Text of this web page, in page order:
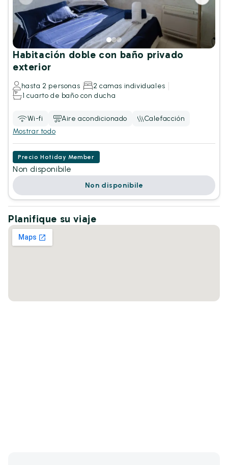
Habitación doble con baño privado
exterior
hasta 2 personas
2 camas individuales
1 cuarto de baño con ducha
Wi-fi Aire acondicionado
Calefacción
Mostrar todo
Precio Hotiday Member
Non disponibile
Non disponibile
Planifique su viaje